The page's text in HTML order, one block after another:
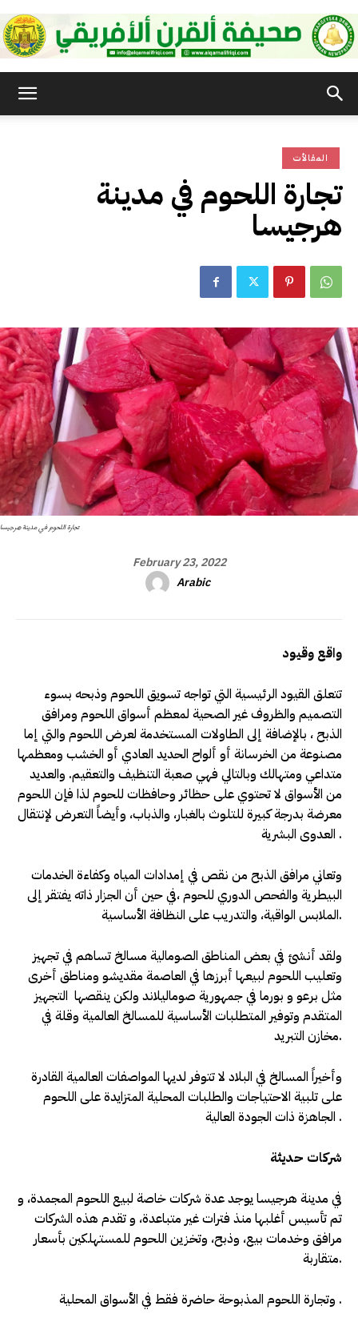
المقالأت
تجارة اللحوم في مدينة
هرجيسا
تجارة اللحوم في مدينة هرجيسا
February 23, 2022
Arabic
واقع وقيود
تتعلق القيود الرئيسية التي تواجه تسويق اللحوم وذبحه بسوء
التصميم والظروف غير الصحية لمعظم أسواق اللحوم ومرافق
الذبح ، بالإضافة إلى الطاولات المستخدمة لعرض اللحوم والتي إما
مصنوعة من الخرسانة أو ألواح الحديد العادي أو الخشب ومعظمها
متداعي ومتهالك وبالتالي فهي صعبة التنظيف والتعقيم. والعديد
من الأسواق لا تحتوي على حظائر وحافظات للحوم لذا فإن اللحوم
معرضة بدرجة كبيرة للتلوث بالغبار، والذباب، وأيضاً التعرض لإنتقال
العدوى البشرية .
وتعاني مرافق الذبح من نقص في إمدادات المياه وكفاءة الخدمات
البيطرية والفحص الدوري للحوم ،في حين أن الجزار ذاته يفتقر إلى
الملابس الواقية، والتدريب على النظافة الأساسية.
ولقد أنشئ في بعض المناطق الصومالية مسالخ تساهم في تجهيز
وتعليب اللحوم لبيعها أبرزها في العاصمة مقديشو ومناطق أخرى
مثل برعو و بورما في جمهورية صوماليلاند ولكن ينقصها التجهيز
المتقدم وتوفير المتطلبات الأساسية للمسالخ العالمية وقلة في
مخازن التبريد.
وأخيراً المسالخ في البلاد لا تتوفر لديها المواصفات العالمية القادرة
على تلبية الاحتياجات والطلبات المحلية المتزايدة على اللحوم
الجاهزة ذات الجودة العالية .
شركات حديثة
في مدينة هرجيسا يوجد عدة شركات خاصة لبيع اللحوم المجمدة، و
تم تأسيس أغلبها منذ فترات غير متباعدة، و تقدم هذه الشركات
مرافق وخدمات بيع، وذبح، وتخزين اللحوم للمستهلكين بأسعار
متقاربة.
وتجارة اللحوم المذبوحة حاضرة فقط في الأسواق المحلية .